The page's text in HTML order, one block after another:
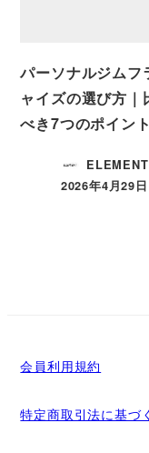
パーソナルジムフ
ャイズの選び方｜
べき7つのポイント
ELEMENT
投稿日
2026年4月29日
会員利用規約
特定商取引法に基づ